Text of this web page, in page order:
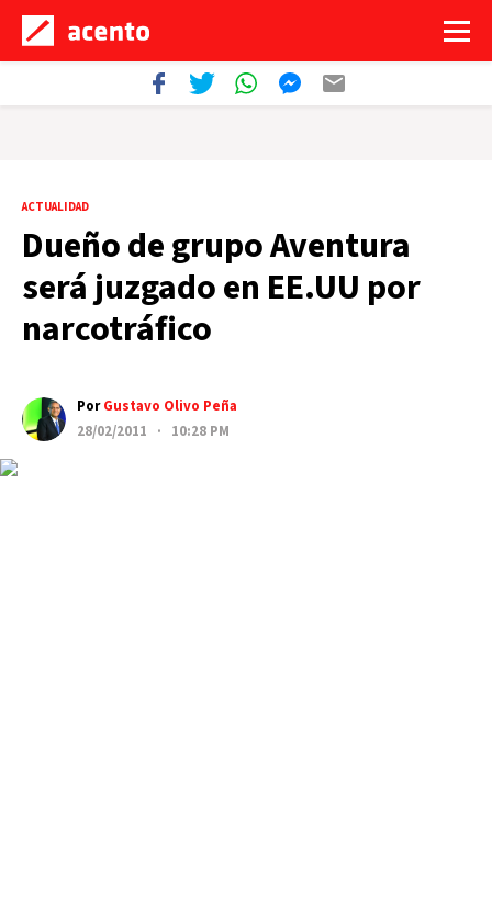
ACTUALIDAD
Dueño de grupo Aventura
será juzgado en EE.UU por
narcotráfico
PorGustavo Olivo Peña
28/02/2011 · 10:28 PM